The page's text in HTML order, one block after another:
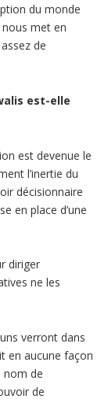
du monde
met en
de
est-elle
est devenue le
l’inertie du
décisionnaire
en place d’une
diriger
ne les
verront dans
en aucune façon
nom de
de